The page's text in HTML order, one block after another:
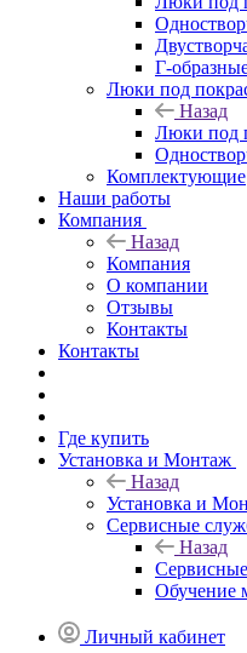
Г-
Люки под
Назад
Люки под
Комплектующие
Наши работы
Компания
Назад
Компания
О компании
Отзывы
Контакты
Контакты
Где купить
Установка и Монтаж
Назад
Установка и
Сервисные
Назад
Обучение
Личный кабинет